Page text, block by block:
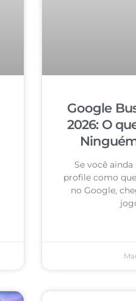
Google
2026: O
Se você
profile como
no Google,